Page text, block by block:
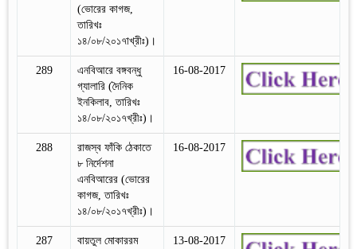
(ভোরের কাগজ,
তারিখঃ
১৪/০৮/২০১৭াখ্রীঃ)।
289
এনবিআরে বঙ্গবন্ধু
গ্যালারি (দৈনিক
ইনকিলাব, তারিখঃ
১৪/০৮/২০১৭খ্রীঃ)।
16-08-2017
288
রাজস্ব ফাঁকি ঠেকাতে
৮ নির্দেশনা
এনবিআরের (ভোরের
কাগজ, তারিখঃ
১৪/০৮/২০১৭খ্রীঃ)।
16-08-2017
287
বায়তুল মোকাররম
13-08-2017